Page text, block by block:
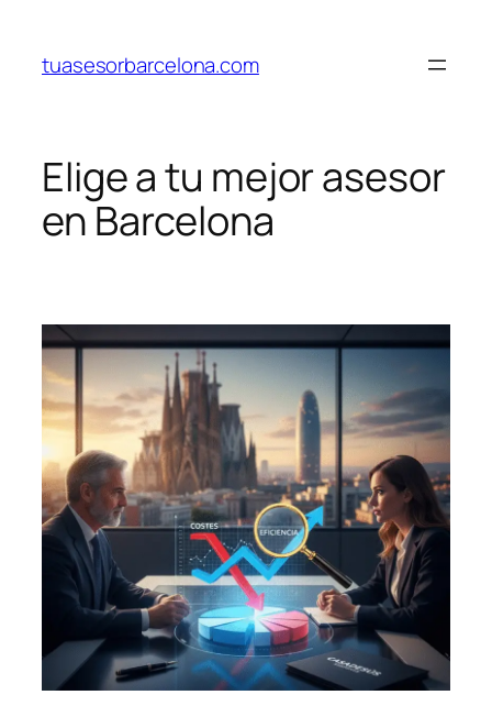
contenido
tuasesorbarcelona.com
Elige a tu mejor asesor
en Barcelona